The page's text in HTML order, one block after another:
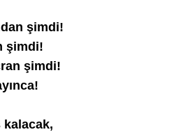
şimdi!
şimdi!
şimdi!
kalacak,